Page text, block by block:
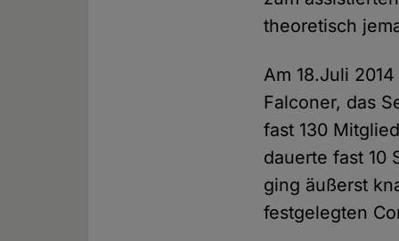
theoretisch
Am 18.Juli
Falconer, das
fast 130
dauerte fast 10
ging äußerst
festgelegten